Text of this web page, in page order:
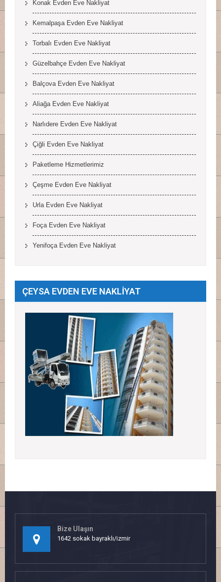
Konak Evden Eve Nakliyat
Kemalpaşa Evden Eve Nakliyat
Torbalı Evden Eve Nakliyat
Güzelbahçe Evden Eve Nakliyat
Balçova Evden Eve Nakliyat
Aliağa Evden Eve Nakliyat
Narlıdere Evden Eve Nakliyat
Çiğli Evden Eve Nakliyat
Paketleme Hizmetlerimiz
Çeşme Evden Eve Nakliyat
Urla Evden Eve Nakliyat
Foça Evden Eve Nakliyat
Yenifoça Evden Eve Nakliyat
ÇEYSA EVDEN EVE NAKLİYAT
Bize Ulaşın
1642 sokak bayraklı/izmir